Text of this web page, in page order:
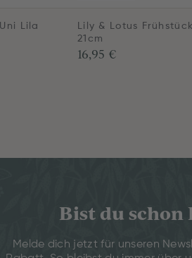
Lila
Lily & Lotus
21cm
16,95 €
Bist du schon
Melde dich jetzt für unseren